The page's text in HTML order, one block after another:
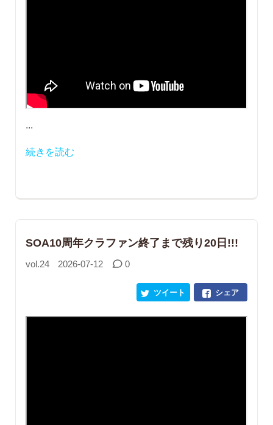
...
続きを読む
SOA10周年クラファン終了まで残り20日!!!
vol.24 2026-07-12 0
シェア
ツイート